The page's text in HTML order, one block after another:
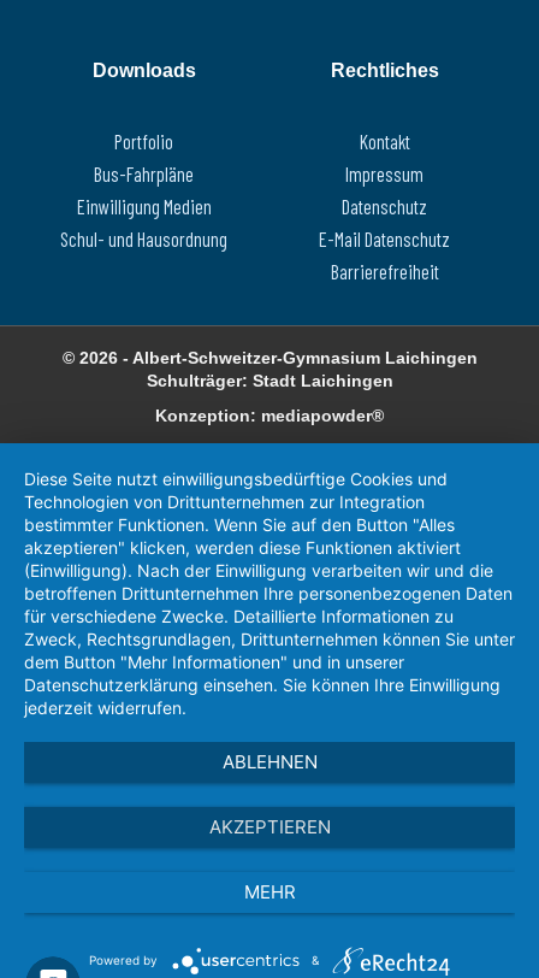
Downloads
Portfolio
Bus-Fahrpläne
Einwilligung Medien
Schul- und Hausordnung
Rechtliches
Kontakt
Impressum
Datenschutz
E-Mail Datenschutz
Barrierefreiheit
© 2026 - Albert-Schweitzer-Gymnasium Laichingen
Schulträger: Stadt Laichingen
Konzeption: mediapowder®
Diese Seite nutzt einwilligungsbedürftige Cookies und
Technologien von Drittunternehmen zur Integration
bestimmter Funktionen. Wenn Sie auf den Button "Alles
akzeptieren" klicken, werden diese Funktionen aktiviert
(Einwilligung). Nach der Einwilligung verarbeiten wir und die
betroffenen Drittunternehmen Ihre personenbezogenen Daten
für verschiedene Zwecke. Detaillierte Informationen zu
Zweck, Rechtsgrundlagen, Drittunternehmen können Sie unter
dem Button "Mehr Informationen" und in unserer
Datenschutzerklärung einsehen. Sie können Ihre Einwilligung
jederzeit widerrufen.
ABLEHNEN
AKZEPTIEREN
MEHR
Powered by &